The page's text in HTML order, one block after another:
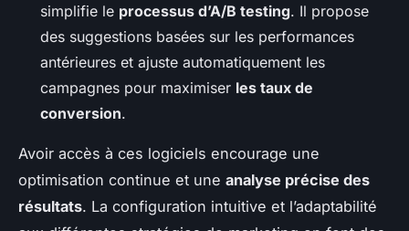
simplifie le processus d’A/B testing. Il propose
des suggestions basées sur les performances
antérieures et ajuste automatiquement les
campagnes pour maximiser les taux de
conversion.
Avoir accès à ces logiciels encourage une
optimisation continue et une analyse précise des
résultats. La configuration intuitive et l’adaptabilité